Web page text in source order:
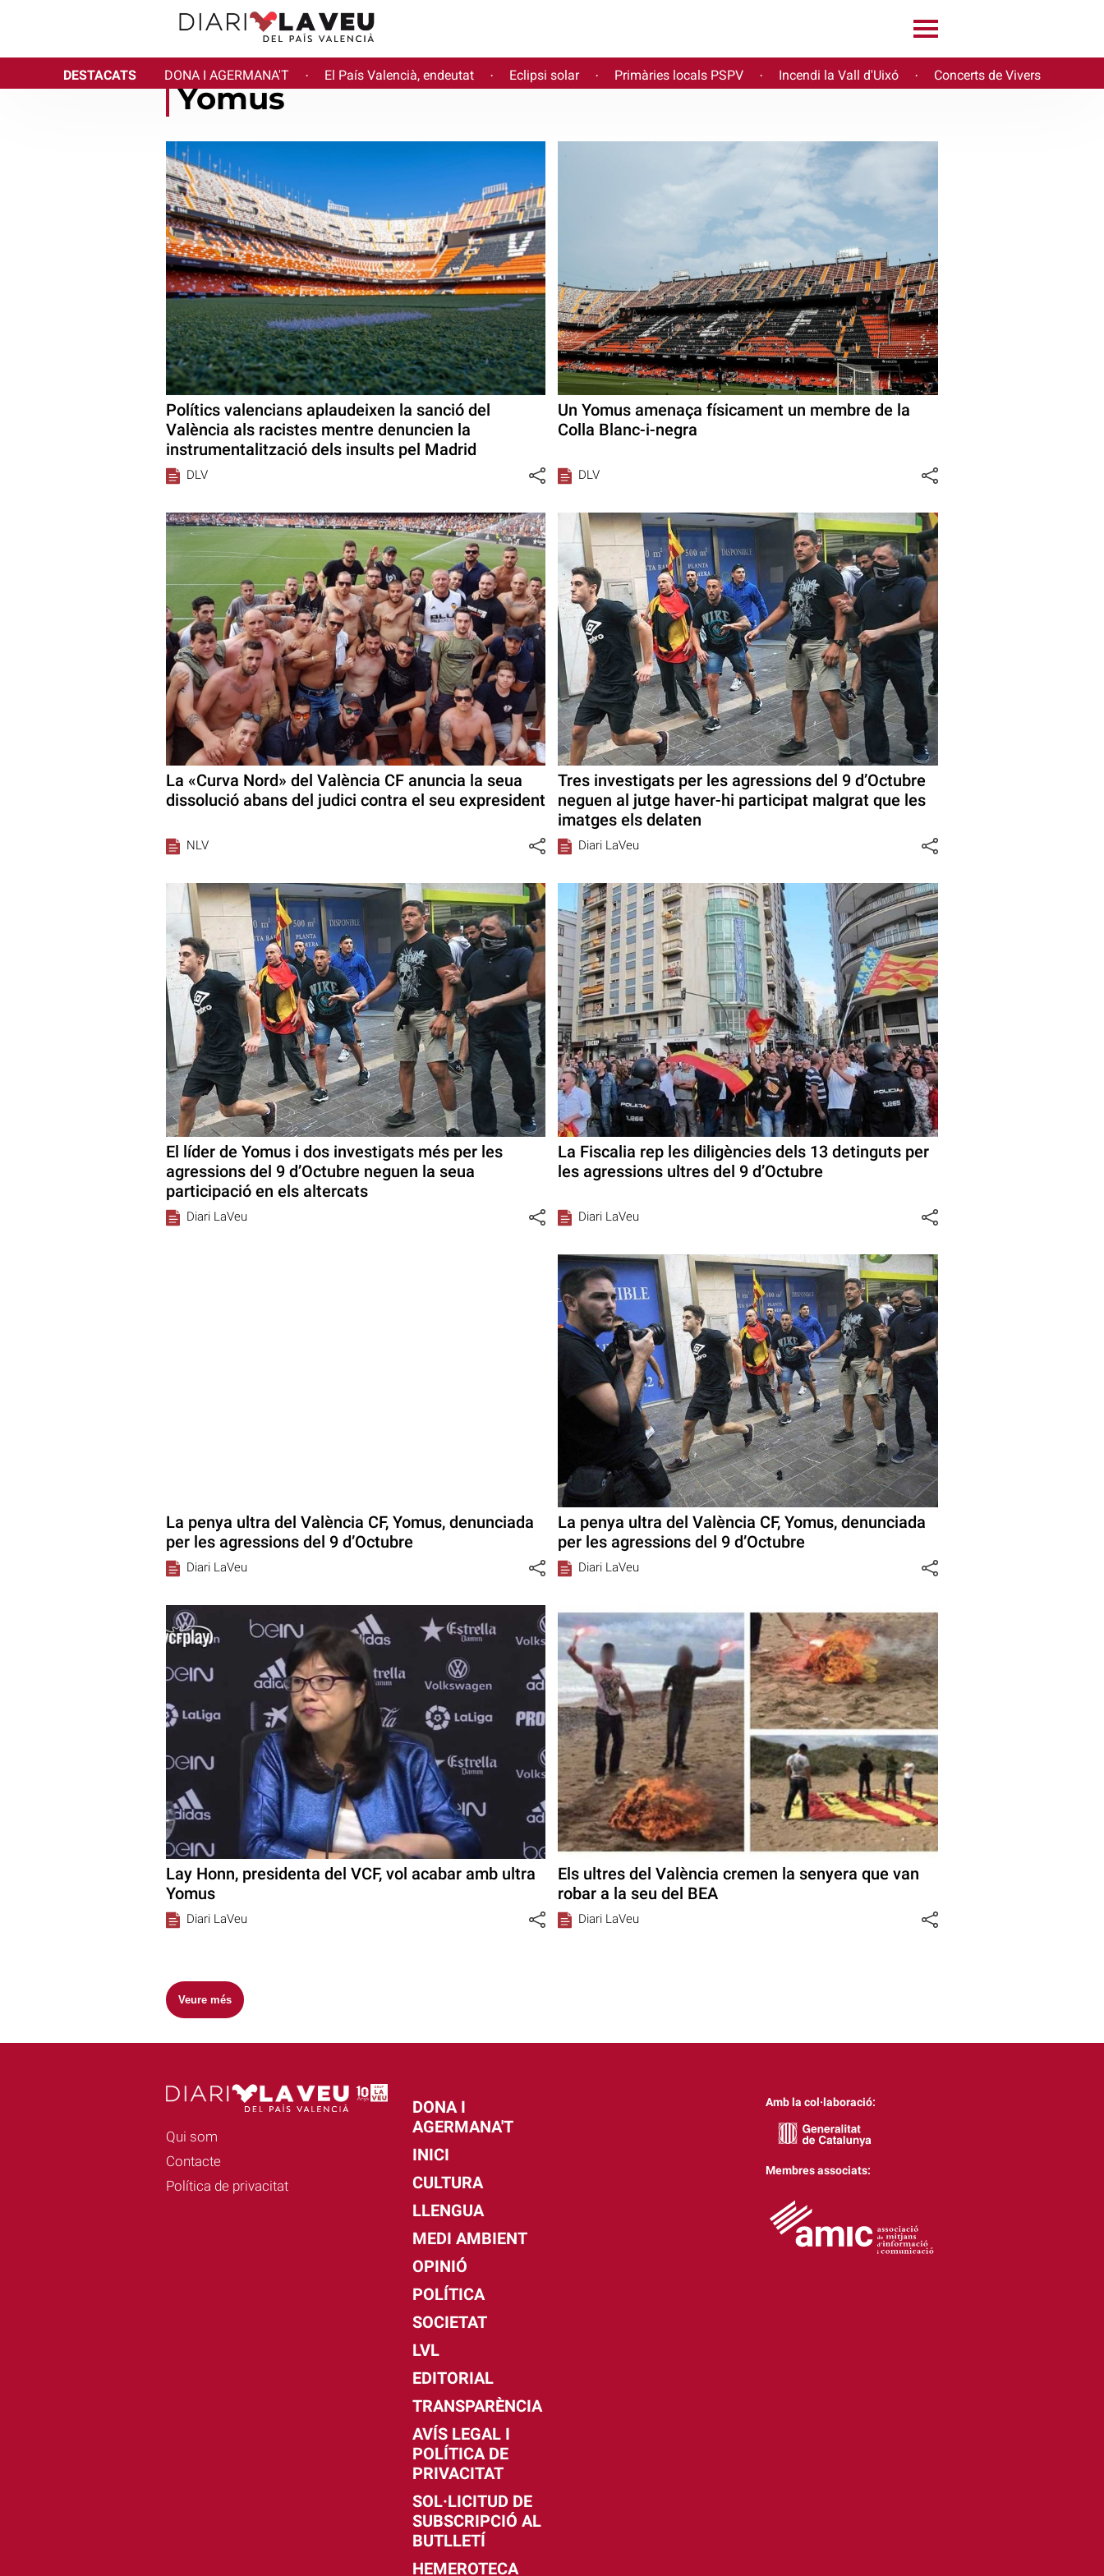
DESTACATS DONA I AGERMANA'T · El País Valencià, endeutat · Eclipsi solar · Primàries locals PSPV · Incendi la Vall d'Uixó · Concerts de Vivers
Yomus
Polítics valencians aplaudeixen la sanció del
València als racistes mentre denuncien la
instrumentalització dels insults pel Madrid
DLV
Un Yomus amenaça físicament un membre de la
Colla Blanc-i-negra
DLV
La «Curva Nord» del València CF anuncia la seua
dissolució abans del judici contra el seu expresident
NLV
Tres investigats per les agressions del 9 d’Octubre
neguen al jutge haver-hi participat malgrat que les
imatges els delaten
Diari LaVeu
El líder de Yomus i dos investigats més per les
agressions del 9 d’Octubre neguen la seua
participació en els altercats
Diari LaVeu
La Fiscalia rep les diligències dels 13 detinguts per
les agressions ultres del 9 d’Octubre
Diari LaVeu
La penya ultra del València CF, Yomus, denunciada
per les agressions del 9 d’Octubre
Diari LaVeu
La penya ultra del València CF, Yomus, denunciada
per les agressions del 9 d’Octubre
Diari LaVeu
Lay Honn, presidenta del VCF, vol acabar amb ultra
Yomus
Diari LaVeu
Els ultres del València cremen la senyera que van
robar a la seu del BEA
Diari LaVeu
Veure més
Qui som
Contacte
Política de privacitat
DONA I
AGERMANA'T
INICI
CULTURA
LLENGUA
MEDI AMBIENT
OPINIÓ
POLÍTICA
SOCIETAT
LVL
EDITORIAL
TRANSPARÈNCIA
AVÍS LEGAL I
POLÍTICA DE
PRIVACITAT
SOL·LICITUD DE
SUBSCRIPCIÓ AL
BUTLLETÍ
HEMEROTECA
Amb la col·laboració:
Membres associats: